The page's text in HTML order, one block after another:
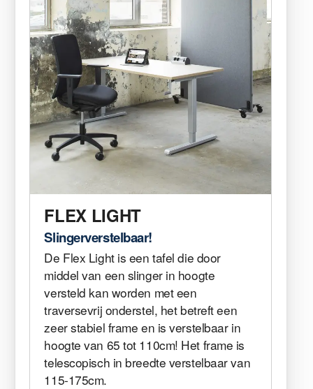
FLEX LIGHT
Slingerverstelbaar!
De Flex Light is een tafel die door
middel van een slinger in hoogte
versteld kan worden met een
traversevrij onderstel, het betreft een
zeer stabiel frame en is verstelbaar in
hoogte van 65 tot 110cm! Het frame is
telescopisch in breedte verstelbaar van
115-175cm.